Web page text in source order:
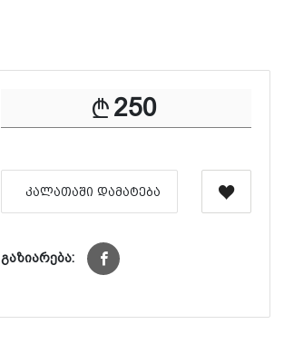
250
ᲙᲐᲚᲐᲗᲐᲨᲘ ᲓᲐᲛᲐᲢᲔᲑᲐ
გაზიარება: